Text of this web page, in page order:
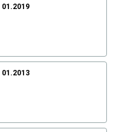
01.2019
01.2013